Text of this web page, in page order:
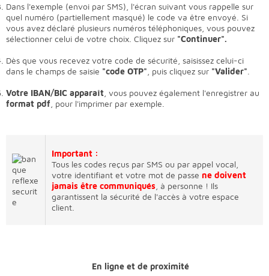
Dans l'exemple (envoi par SMS), l'écran suivant vous rappelle sur
quel numéro (partiellement masqué) le code va être envoyé. Si
vous avez déclaré plusieurs numéros téléphoniques, vous pouvez
sélectionner celui de votre choix. Cliquez sur "Continuer".
Dès que vous recevez votre code de sécurité, saisissez celui-ci
dans le champs de saisie "code OTP" , puis cliquez sur "Valider"
Votre IBAN/BIC apparaît , vous pouvez également l'enregistrer au
format pdf , pour l'imprimer par exemple.
Important :
Tous les codes reçus par SMS ou par appel vocal,
votre identifiant et votre mot de passe ne doivent
jamais être communiqués , à personne ! Ils
garantissent la sécurité de l'accès à votre espace
client.
En ligne et de proximité